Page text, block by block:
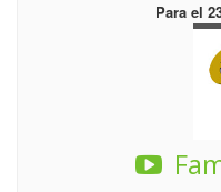
Para el